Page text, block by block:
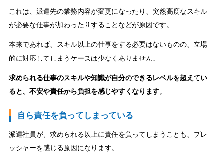
これは、派遣先の業務内容が変更になったり、突然高度なスキル
が必要な仕事が加わったりすることなどが原因です。
本来であれば、スキル以上の仕事をする必要はないものの、立場
的に対応してしまうケースは少なくありません。
求められる仕事のスキルや知識が自分のできるレベルを超えてい
ると、不安や責任から負担を感じやすくなります。
自ら責任を負ってしまっている
派遣社員が、求められる以上に責任を負ってしまうことも、プレ
ッシャーを感じる原因になります。